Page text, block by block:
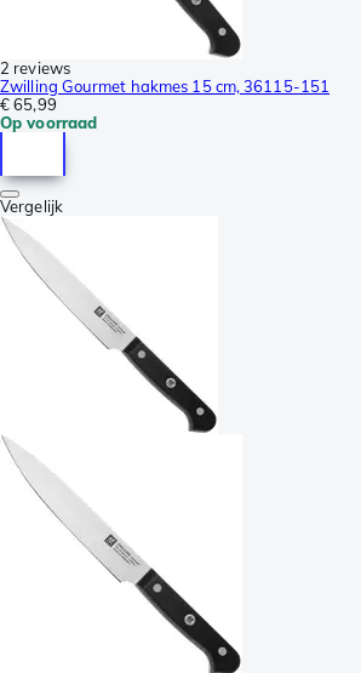
2 reviews
Zwilling Gourmet hakmes 15 cm, 36115-151
€ 65,99
Op voorraad
Vergelijk